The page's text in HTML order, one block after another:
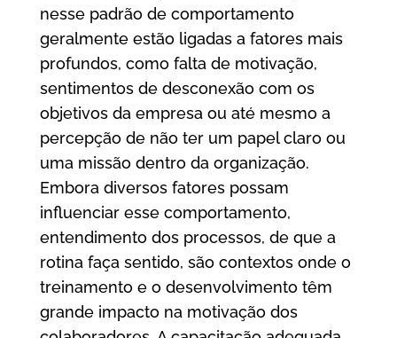
nesse padrão de comportamento
geralmente estão ligadas a fatores mais
profundos, como falta de motivação,
sentimentos de desconexão com os
objetivos da empresa ou até mesmo a
percepção de não ter um papel claro ou
uma missão dentro da organização.
Embora diversos fatores possam
influenciar esse comportamento,
entendimento dos processos, de que a
rotina faça sentido, são contextos onde o
treinamento e o desenvolvimento têm
grande impacto na motivação dos